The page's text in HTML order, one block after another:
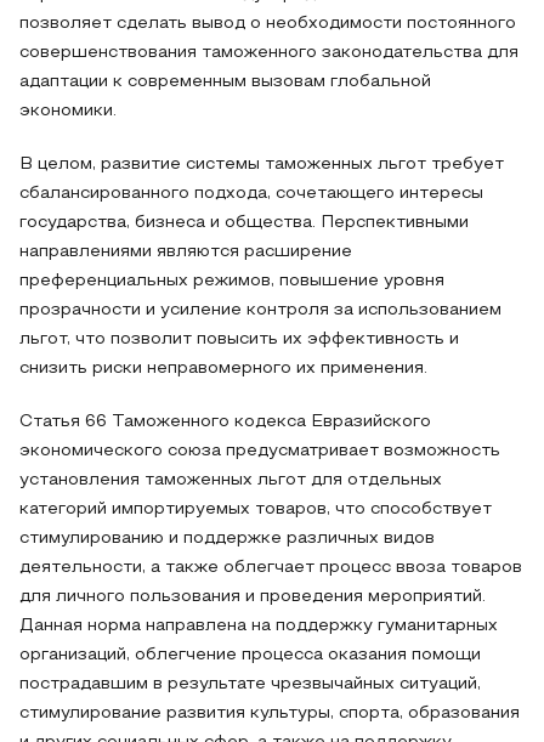
позволяет сделать вывод о необходимости постоянного
совершенствования таможенного законодательства для
адаптации к современным вызовам глобальной
экономики.
В целом, развитие системы таможенных льгот требует
сбалансированного подхода, сочетающего интересы
государства, бизнеса и общества. Перспективными
направлениями являются расширение
преференциальных режимов, повышение уровня
прозрачности и усиление контроля за использованием
льгот, что позволит повысить их эффективность и
снизить риски неправомерного их применения.
Статья 66 Таможенного кодекса Евразийского
экономического союза предусматривает возможность
установления таможенных льгот для отдельных
категорий импортируемых товаров, что способствует
стимулированию и поддержке различных видов
деятельности, а также облегчает процесс ввоза товаров
для личного пользования и проведения мероприятий.
Данная норма направлена на поддержку гуманитарных
организаций, облегчение процесса оказания помощи
пострадавшим в результате чрезвычайных ситуаций,
стимулирование развития культуры, спорта, образования